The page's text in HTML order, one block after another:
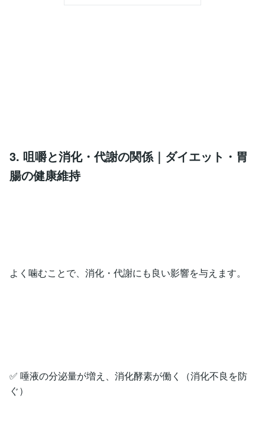
3. 咀嚼と消化・代謝の関係｜ダイエット・胃
腸の健康維持
よく噛むことで、消化・代謝にも良い影響を与えます。
✅ 唾液の分泌量が増え、消化酵素が働く（消化不良を防
ぐ）